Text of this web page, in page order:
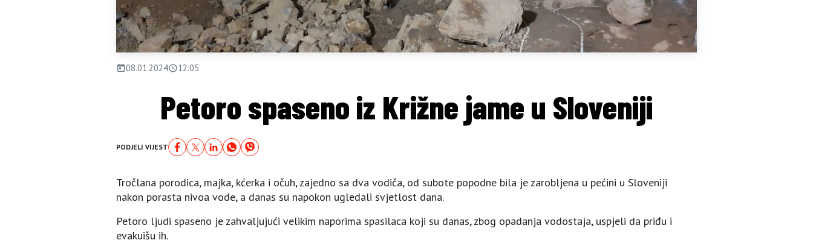
08.01.2024 12:05
Petoro spaseno iz Križne jame u Sloveniji
PODJELI VIJEST
Tročlana porodica, majka, kćerka i očuh, zajedno sa dva vodiča, od subote popodne bila je zarobljena u pećini u Sloveniji
nakon porasta nivoa vode, a danas su napokon ugledali svjetlost dana.
Petoro ljudi spaseno je zahvaljujući velikim naporima spasilaca koji su danas, zbog opadanja vodostaja, uspjeli da priđu i
evakuišu ih.